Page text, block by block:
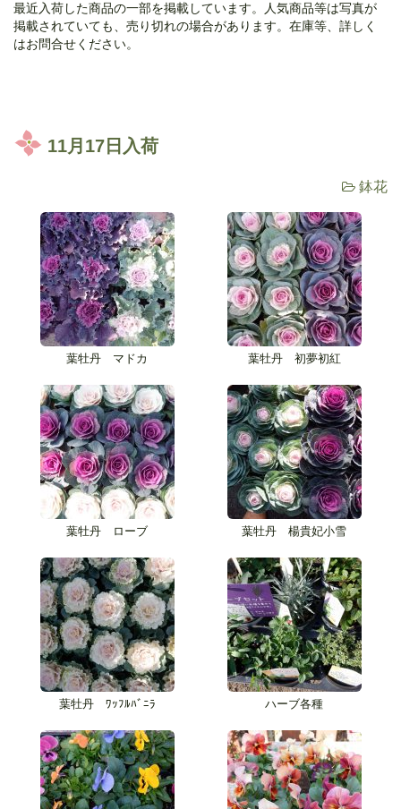
最近入荷した商品の一部を掲載しています。人気商品等は写真が
掲載されていても、売り切れの場合があります。在庫等、詳しく
はお問合せください。
11月17日入荷
鉢花
葉牡丹 マドカ 葉牡丹 初夢初紅
葉牡丹 ローブ 葉牡丹 楊貴妃小雪
葉牡丹 ﾜｯﾌﾙﾊﾞﾆﾗ ハーブ各種